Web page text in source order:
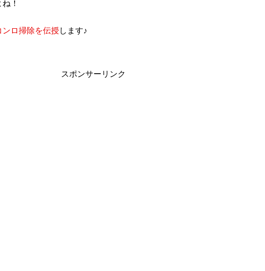
！
ンロ掃除を伝授 します♪
スポンサーリンク